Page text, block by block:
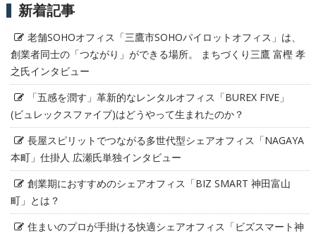
新着記事
老舗SOHOオフィス「三鷹市SOHOパイロットオフィス」は、
創業者同士の「つながり」ができる場所。 まちづくり三鷹 富樫 孝
之氏インタビュー
「五感を潤す」革新的なレンタルオフィス「BUREX FIVE」
(ビュレックスファイブ)はどうやって生まれたのか？
長屋スピリットでつながる多世代型シェアオフィス「NAGAYA
本町」仕掛人 広瀬氏単独インタビュー
創業期におすすめのシェアオフィス「BIZ SMART 神田富山
町」とは？
住まいのプロが手掛ける快適シェアオフィス「ビズスマート神